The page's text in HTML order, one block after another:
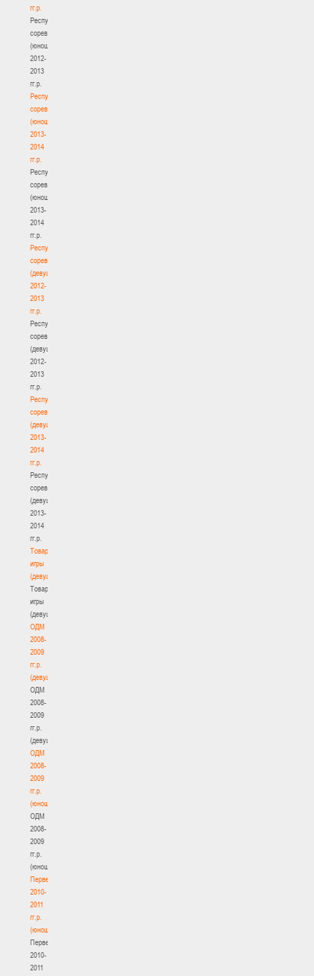
гг.р.
Республиканские
соревнования
(юноши)
2012-
2013
гг.р.
Республиканские
соревнования
(юноши)
2013-
2014
гг.р.
Республиканские
соревнования
(юноши)
2013-
2014
гг.р.
Республиканские
соревнования
(девушки)
2012-
2013
гг.р.
Республиканские
соревнования
(девушки)
2012-
2013
гг.р.
Республиканские
соревнования
(девушки)
2013-
2014
гг.р.
Республиканские
соревнования
(девушки)
2013-
2014
гг.р.
Товарищеские
игры
(девушки)
Товарищеские
игры
(девушки)
ОДМ
2008-
2009
гг.р.
(девушки)
ОДМ
2008-
2009
гг.р.
(девушки)
ОДМ
2008-
2009
гг.р.
(юноши)
ОДМ
2008-
2009
гг.р.
(юноши)
Первенство
2010-
2011
гг.р.
(юноши)
Первенство
2010-
2011